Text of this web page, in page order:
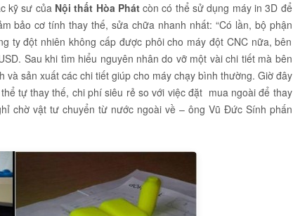
kỹ sư của Nội thất Hòa Phátcòn có thể sử dụng máy in 3D để
bảo cơ tính thay thế, sửa chữa nhanh nhất: “Có lần, bộ phận
ty đột nhiên không cấp được phôi cho máy đột CNC nữa, bên
Sau khi tìm hiểu nguyên nhân do vỡ một vài chi tiết mà bên
sản xuất các chi tiết giúp cho máy chạy bình thường. Giờ đây
tự thay thế, chi phí siêu rẻ so với việc đặt mua ngoài để thay
chờ vật tư chuyển từ nước ngoài về – ông Vũ Đức Sính phấn